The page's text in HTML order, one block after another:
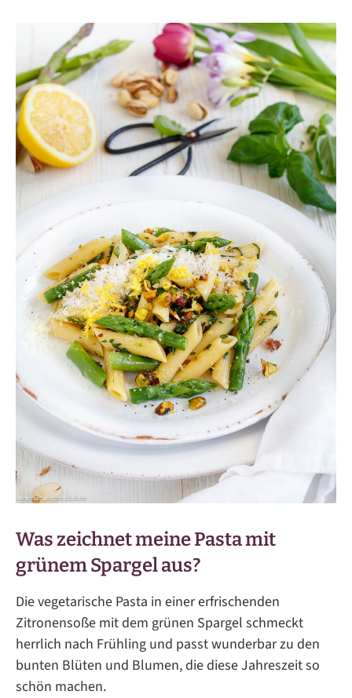
Was zeichnet meine Pasta mit
grünem Spargel aus?
Die vegetarische Pasta in einer erfrischenden
Zitronensoße mit dem grünen Spargel schmeckt
herrlich nach Frühling und passt wunderbar zu den
bunten Blüten und Blumen, die diese Jahreszeit so
schön machen.